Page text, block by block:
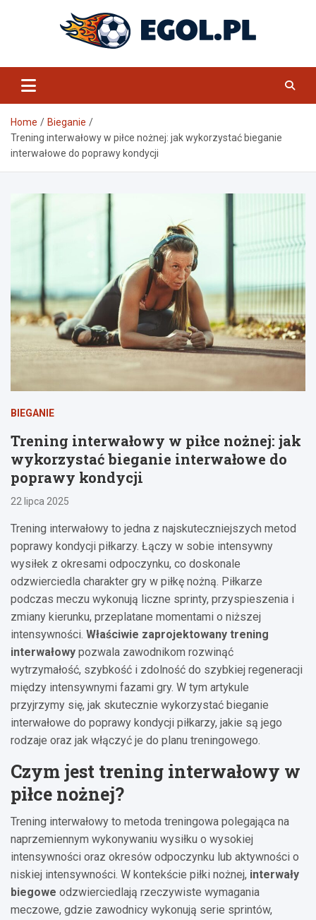
eGol.pl
Home
Bieganie
Trening interwałowy w piłce nożnej: jak wykorzystać bieganie
interwałowe do poprawy kondycji
BIEGANIE
Trening interwałowy w piłce nożnej: jak
wykorzystać bieganie interwałowe do
poprawy kondycji
22 lipca 2025
Trening interwałowy to jedna z najskuteczniejszych metod
poprawy kondycji piłkarzy. Łączy w sobie intensywny
wysiłek z okresami odpoczynku, co doskonale
odzwierciedla charakter gry w piłkę nożną. Piłkarze
podczas meczu wykonują liczne sprinty, przyspieszenia i
zmiany kierunku, przeplatane momentami o niższej
intensywności. Właściwie zaprojektowany trening
interwałowy pozwala zawodnikom rozwinąć
wytrzymałość, szybkość i zdolność do szybkiej regeneracji
między intensywnymi fazami gry. W tym artykule
przyjrzymy się, jak skutecznie wykorzystać bieganie
interwałowe do poprawy kondycji piłkarzy, jakie są jego
rodzaje oraz jak włączyć je do planu treningowego.
Czym jest trening interwałowy w
piłce nożnej?
Trening interwałowy to metoda treningowa polegająca na
naprzemiennym wykonywaniu wysiłku o wysokiej
intensywności oraz okresów odpoczynku lub aktywności o
niskiej intensywności. W kontekście piłki nożnej, interwały
biegowe odzwierciedlają rzeczywiste wymagania
meczowe, gdzie zawodnicy wykonują serie sprintów,